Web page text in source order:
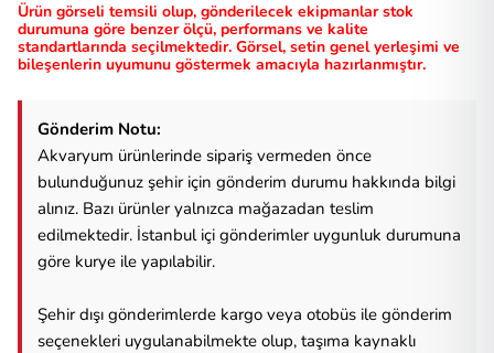
Ürün görseli temsili olup, gönderilecek ekipmanlar stok
durumuna göre benzer ölçü, performans ve kalite
standartlarında seçilmektedir. Görsel, setin genel yerleşimi ve
bileşenlerin uyumunu göstermek amacıyla hazırlanmıştır.
Gönderim Notu:
Akvaryum ürünlerinde sipariş vermeden önce
bulunduğunuz şehir için gönderim durumu hakkında bilgi
alınız. Bazı ürünler yalnızca mağazadan teslim
edilmektedir. İstanbul içi gönderimler uygunluk durumuna
göre kurye ile yapılabilir.
Şehir dışı gönderimlerde kargo veya otobüs ile gönderim
seçenekleri uygulanabilmekte olup, taşıma kaynaklı